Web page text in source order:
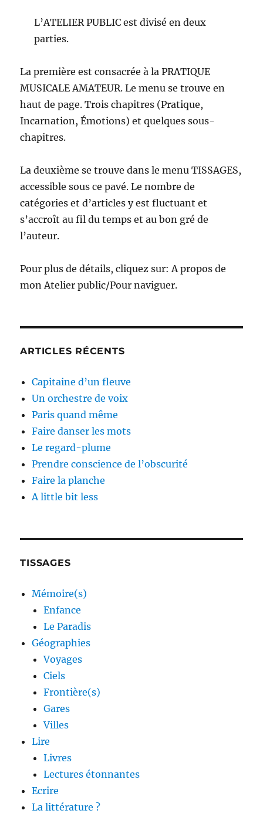
L’ATELIER PUBLIC est divisé en deux
parties.
La première est consacrée à la PRATIQUE
MUSICALE AMATEUR. Le menu se trouve en
haut de page. Trois chapitres (Pratique,
Incarnation, Émotions) et quelques sous-
chapitres.
La deuxième se trouve dans le menu TISSAGES,
accessible sous ce pavé. Le nombre de
catégories et d’articles y est fluctuant et
s’accroît au fil du temps et au bon gré de
l’auteur.
Pour plus de détails, cliquez sur: A propos de
mon Atelier public/Pour naviguer.
ARTICLES RÉCENTS
Capitaine d’un fleuve
Un orchestre de voix
Paris quand même
Faire danser les mots
Le regard-plume
Prendre conscience de l’obscurité
Faire la planche
A little bit less
TISSAGES
Mémoire(s)
Enfance
Le Paradis
Géographies
Voyages
Ciels
Frontière(s)
Gares
Villes
Lire
Livres
Lectures étonnantes
Ecrire
La littérature ?